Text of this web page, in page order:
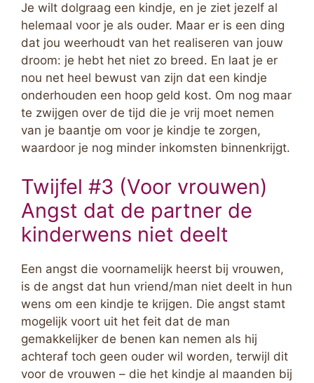
Je wilt dolgraag een kindje, en je ziet jezelf al
helemaal voor je als ouder. Maar er is een ding
dat jou weerhoudt van het realiseren van jouw
droom: je hebt het niet zo breed. En laat je er
nou net heel bewust van zijn dat een kindje
onderhouden een hoop geld kost. Om nog maar
te zwijgen over de tijd die je vrij moet nemen
van je baantje om voor je kindje te zorgen,
waardoor je nog minder inkomsten binnenkrijgt.
Twijfel #3 (Voor vrouwen)
Angst dat de partner de
kinderwens niet deelt
Een angst die voornamelijk heerst bij vrouwen,
is de angst dat hun vriend/man niet deelt in hun
wens om een kindje te krijgen. Die angst stamt
mogelijk voort uit het feit dat de man
gemakkelijker de benen kan nemen als hij
achteraf toch geen ouder wil worden, terwijl dit
voor de vrouwen – die het kindje al maanden bij